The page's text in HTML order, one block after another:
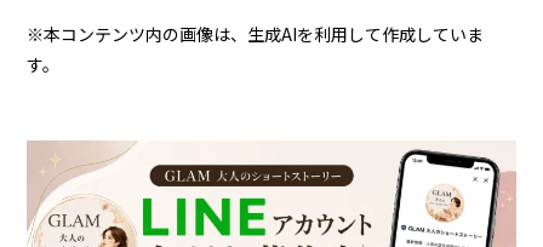
※本コンテンツ内の画像は、生成AIを利用して作成していま
す。